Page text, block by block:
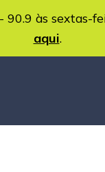
90.9 às sextas-
aqui.